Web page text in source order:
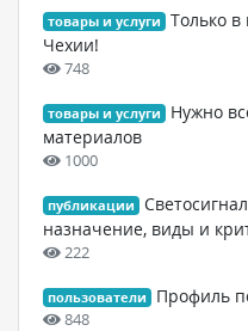
товары и услуги
Только
Чехии!
748
товары и услуги
Нужно
материалов
1000
публикации
назначение, виды и
222
пользователи Профиль
848